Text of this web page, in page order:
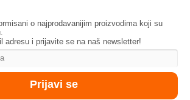
o najprodavanijim proizvodima koji su
adresu i prijavite se na naš newsletter!